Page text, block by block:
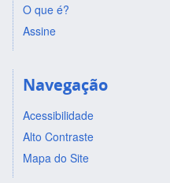
O que é?
Assine
Navegação
Acessibilidade
Alto Contraste
Mapa do Site